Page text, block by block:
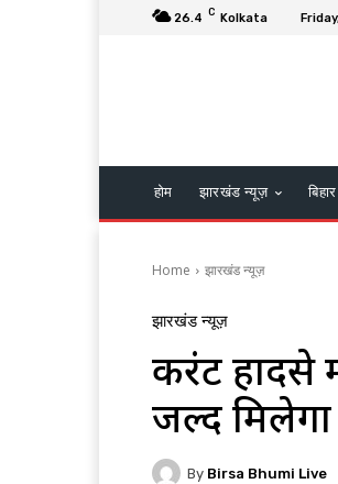
26.4 C Kolkata
होम झारखंड न्यूज़ बिहार
Home झारखंड न्यूज़
झारखंड न्यूज़
करंट हादसे
जल्द
By Birsa Bhumi Live